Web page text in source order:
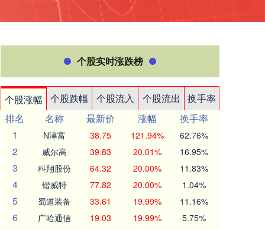
个股实时涨跌榜
个股涨幅 个股跌幅 个股流入 个股流出
换手率
排名
名称 最新价 涨幅
换手率
1
N津富 38.75 121.94% 62.76%
2 威尔高 39.83 20.01% 16.95%
3 科翔股份 64.32 20.00% 11.83%
4 锴威特 77.82 20.00% 1.04%
5 蜀道装备 33.61 19.99% 11.16%
6 广哈通信 19.03 19.99% 5.75%